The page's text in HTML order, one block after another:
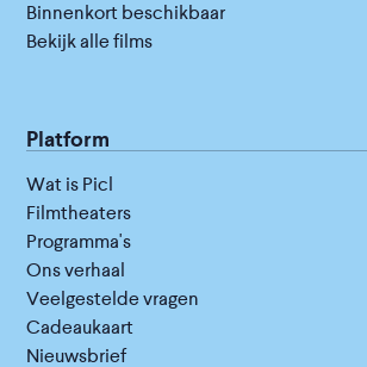
Binnenkort beschikbaar
Bekijk alle films
Platform
Wat is Picl
Filmtheaters
Programma's
Ons verhaal
Veelgestelde vragen
Cadeaukaart
Nieuwsbrief